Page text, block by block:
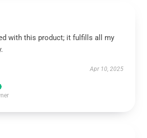
with this product; it fulfills all my
Apr 10, 2025